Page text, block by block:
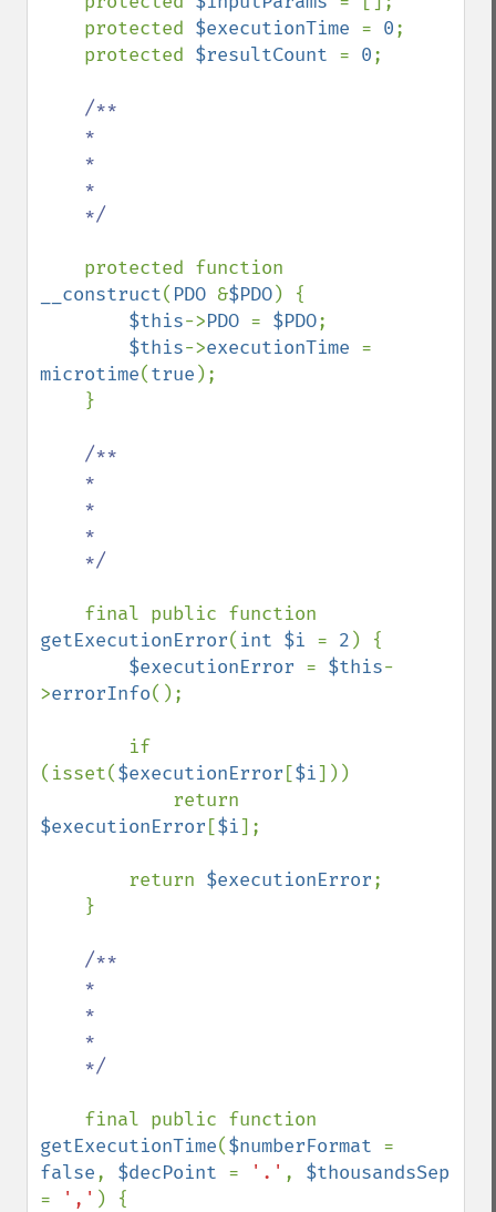
    protected
$executionTime = 0;
    protected
$resultCount = 0;
/**
__construct( PDO &$PDO) {
$this->PDO = $PDO;
$this->executionTime
microtime(true );
/**
getExecutionError( int $i = 2 ) {
$executionError = $this-
>errorInfo();
(isset($executionError [$i]))
$executionError [$i];
        return
$executionError;
/**
getExecutionTime($numberFormat
false, $decPoint = '.' ,
=
',' ) {